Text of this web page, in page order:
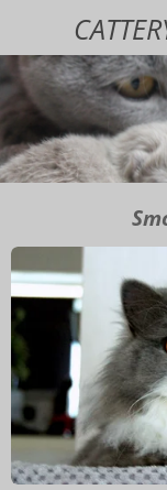
naar
de
hoofdinhoud